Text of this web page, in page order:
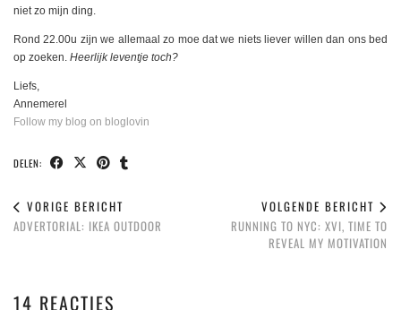
niet zo mijn ding.
Rond 22.00u zijn we allemaal zo moe dat we niets liever willen dan ons bed
op zoeken. Heerlijk leventje toch?
Liefs,
Annemerel
Follow my blog on bloglovin
DELEN:
VORIGE BERICHT
ADVERTORIAL: IKEA OUTDOOR
VOLGENDE BERICHT
RUNNING TO NYC: XVI, TIME TO
REVEAL MY MOTIVATION
14 REACTIES